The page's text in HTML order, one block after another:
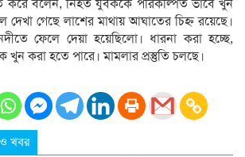
করে বলেন, নিহত যুবককে পরিকল্পিত ভাবে খুন
দেখা গেছে লাশের মাথায় আঘাতের চিহ্ন রয়েছে।
ফেলে দেয়া হয়েছিলো। ধারনা করা হচ্ছে,
খুন করা হতে পারে। মামলার প্রস্তুতি চলছে।
খবর